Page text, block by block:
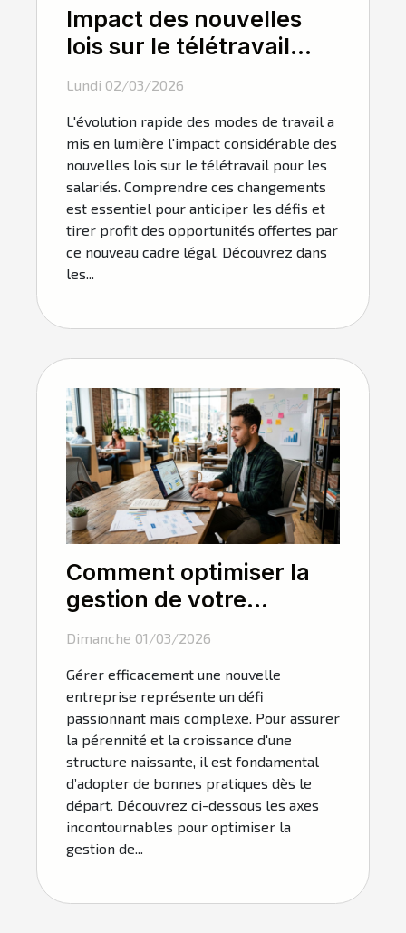
Impact des nouvelles
lois sur le télétravail
Lundi 02/03/2026
L'évolution rapide des modes de travail a
mis en lumière l'impact considérable des
nouvelles lois sur le télétravail pour les
salariés. Comprendre ces changements
est essentiel pour anticiper les défis et
tirer profit des opportunités offertes par
ce nouveau cadre légal. Découvrez dans
les...
Comment optimiser la
gestion de votre
nouvelle entreprise ?
Dimanche 01/03/2026
Gérer efficacement une nouvelle
entreprise représente un défi
passionnant mais complexe. Pour assurer
la pérennité et la croissance d'une
structure naissante, il est fondamental
d’adopter de bonnes pratiques dès le
départ. Découvrez ci-dessous les axes
incontournables pour optimiser la
gestion de...